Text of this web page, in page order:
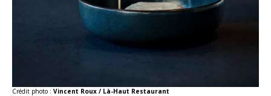
Crédit photo : Vincent Roux / Là-Haut Restaurant